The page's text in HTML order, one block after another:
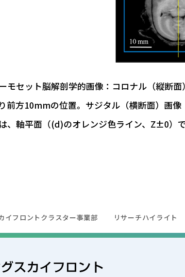
モセット脳解剖学的画像：コロナル（縦断
前方10mmの位置。サジタル（横断面）画
、軸平面（(d)のオレンジ色ライン、Z±0）
イフロントクラスター事業部 リサーチハイライト